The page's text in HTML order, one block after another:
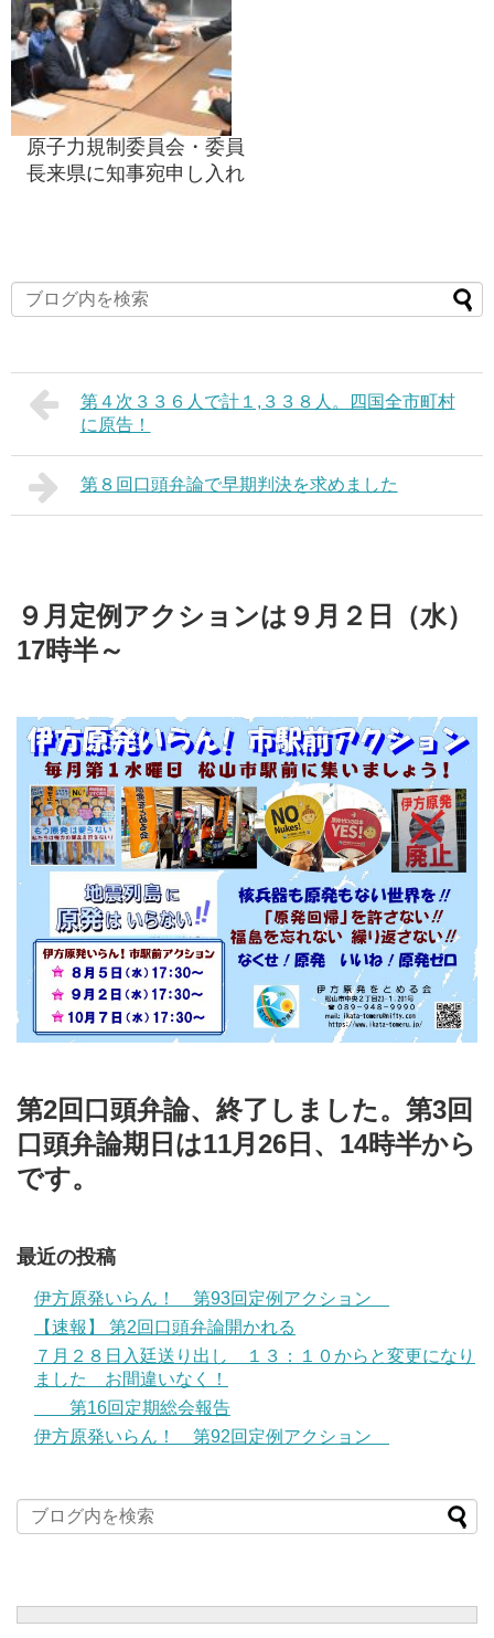
原子力規制委員会・委員
長来県に知事宛申し入れ
第４次３３６人で計１,３３８人。四国全市町村
に原告！
第８回口頭弁論で早期判決を求めました
９月定例アクションは９月２日（水）
17時半～
第2回口頭弁論、終了しました。第3回
口頭弁論期日は11月26日、14時半から
です。
最近の投稿
伊方原発いらん！ 第93回定例アクション
【速報】 第2回口頭弁論開かれる
７月２８日入廷送り出し １３：１０からと変更になり
ました お間違いなく！
第16回定期総会報告
伊方原発いらん！ 第92回定例アクション